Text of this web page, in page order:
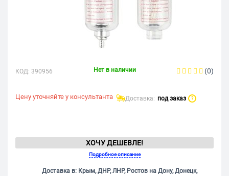
КОД: 390956 Нет в наличии (0)
Цену уточняйте у консультанта Доставка: под заказ ?
ХОЧУ ДЕШЕВЛЕ!
Подробное описание
Доставка в: Крым, ДНР, ЛНР, Ростов на Дону, Донецк,